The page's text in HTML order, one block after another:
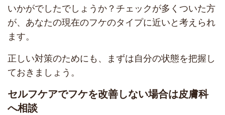
いかがでしたでしょうか？チェックが多くついた方
が、あなたの現在のフケのタイプに近いと考えられ
ます。
正しい対策のためにも、まずは自分の状態を把握し
ておきましょう。
セルフケアでフケを改善しない場合は皮膚科
へ相談